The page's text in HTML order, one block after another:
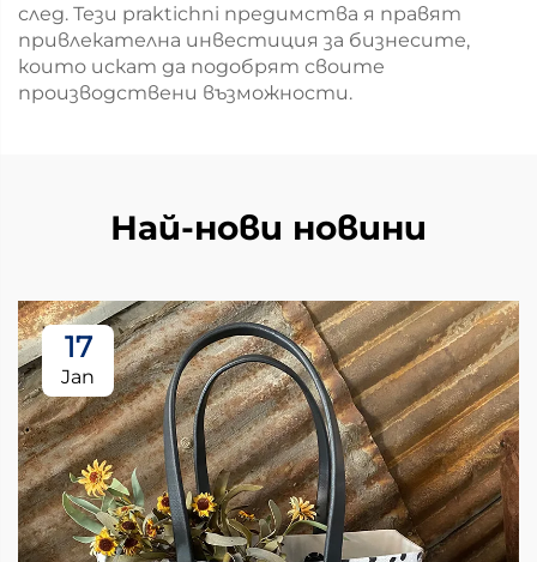
след. Тези praktichni предимства я правят
привлекателна инвестиция за бизнесите,
които искат да подобрят своите
производствени възможности.
Най-нови новини
17
Jan